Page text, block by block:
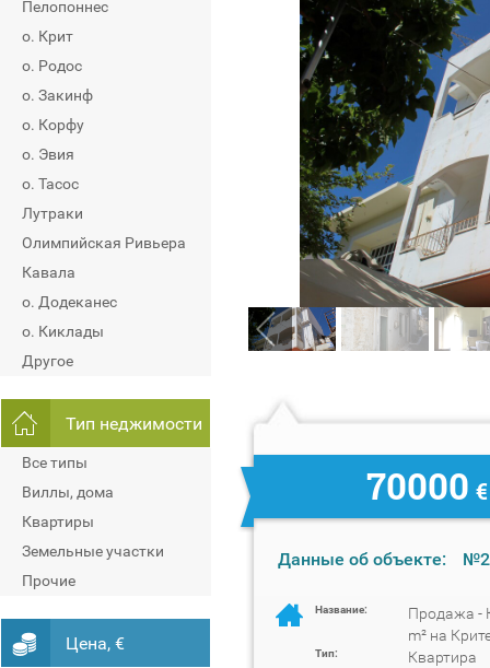
Пелопоннес
о. Крит
о. Родос
о. Закинф
о. Корфу
о. Эвия
о. Тасос
Лутраки
Олимпийская Ривьера
Кавала
о. Додеканес
о. Киклады
Другое
Тип неджимости
Все типы
Виллы, дома
Квартиры
Земельные участки
Прочие
Цена, €
70000 €
Данные об объекте:
Название:
Продажа -
m² на
Тип: Квартира